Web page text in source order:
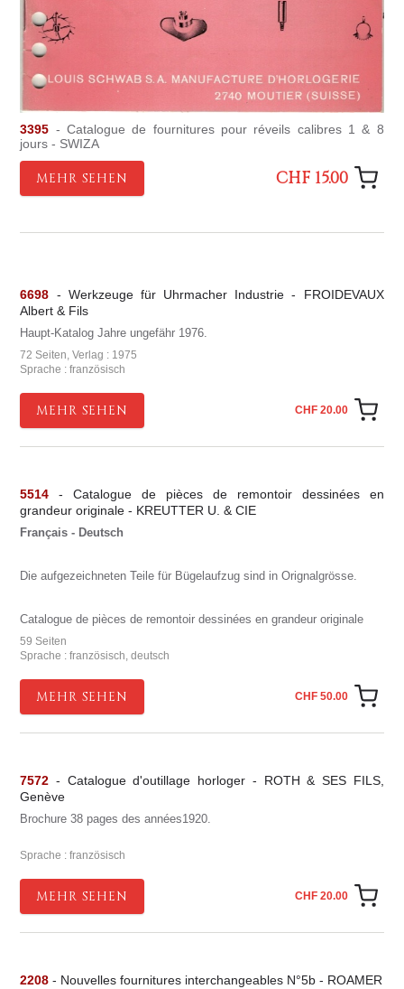
3395 - Catalogue de fournitures pour réveils calibres 1 & 8
jours - SWIZA
MEHR SEHEN CHF 15.00
6698 - Werkzeuge für Uhrmacher Industrie - FROIDEVAUX
Albert & Fils
Haupt-Katalog Jahre ungefähr 1976.
72 Seiten, Verlag : 1975
Sprache : französisch
MEHR SEHEN CHF 20.00
5514 - Catalogue de pièces de remontoir dessinées en
grandeur originale - KREUTTER U. & CIE
Français - Deutsch
Die aufgezeichneten Teile für Bügelaufzug sind in Orignalgrösse.
Catalogue de pièces de remontoir dessinées en grandeur originale
59 Seiten
Sprache : französisch, deutsch
MEHR SEHEN CHF 50.00
7572 - Catalogue d'outillage horloger - ROTH & SES FILS,
Genève
Brochure 38 pages des années1920.
Sprache : französisch
MEHR SEHEN CHF 20.00
2208 - Nouvelles fournitures interchangeables N°5b - ROAMER